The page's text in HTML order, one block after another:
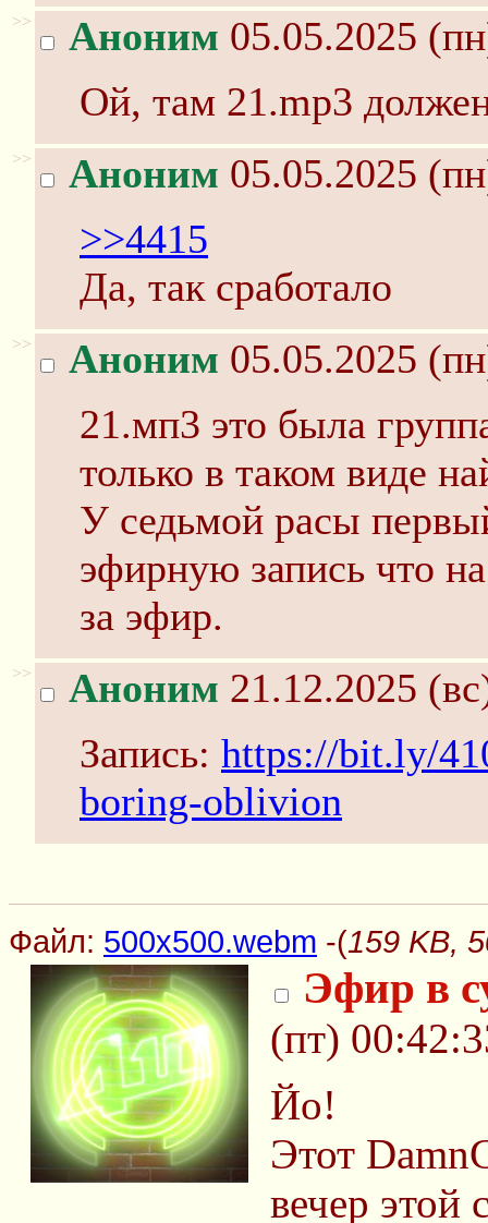
>> Аноним 05.05.2025
Ой, там 21.mp3
>> Аноним 05.05.2025
>>4415
Да, так сработало
>> Аноним 05.05.2025
21.мп3 это была
только в таком виде
У седьмой расы
эфирную запись что
за эфир.
>> Аноним 21.12.2025
Запись: https://bit.ly/
boring-oblivion
Файл: 500x500.webm -(159 KB,
Эфир в
(пт)
Йо!
Этот
вечер этой